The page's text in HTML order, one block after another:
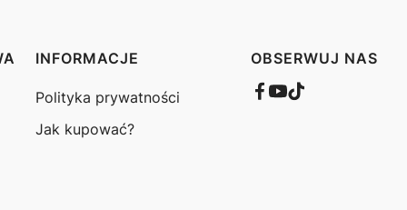
INFORMACJE
Polityka prywatności
Jak kupować?
OBSERWUJ NAS